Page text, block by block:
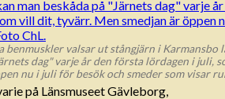
benmuskler valsar ut stångjärn i Karmansbo
dag" varje år den första lördagen i juli,
nu i juli för besök och smeder som visar
på Länsmuseet Gävleborg,